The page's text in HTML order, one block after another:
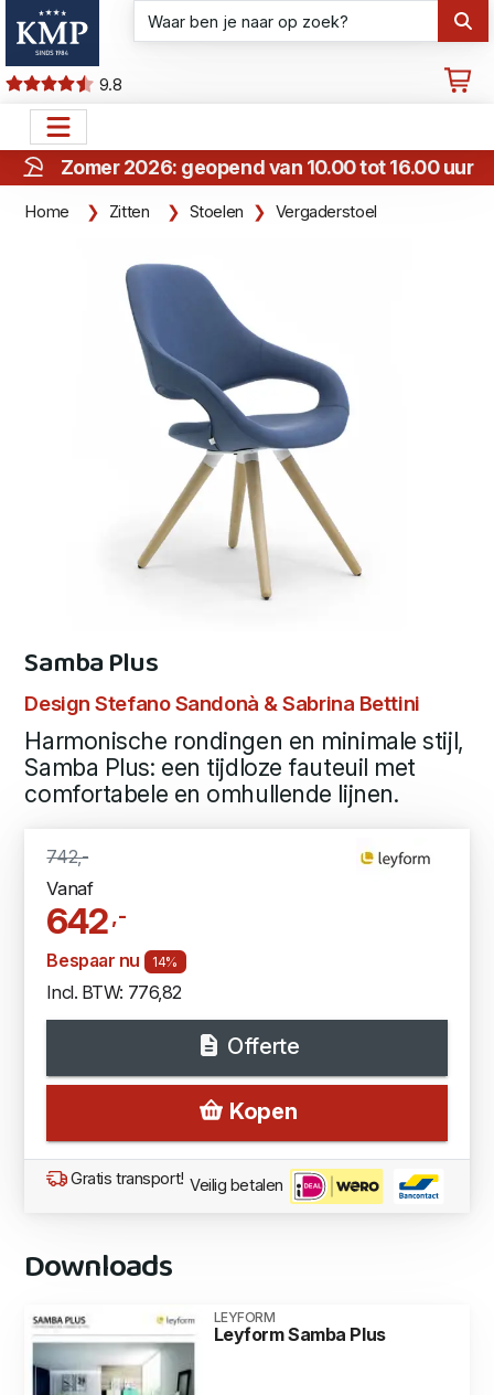
9.8
Zomer 2026: geopend van 10.00 tot 16.00 uur
Home Zitten Stoelen Vergaderstoel
Samba Plus
Design Stefano Sandonà & Sabrina Bettini
Harmonische rondingen en minimale stijl,
Samba Plus: een tijdloze fauteuil met
comfortabele en omhullende lijnen.
742,-
Vanaf
642 ,-
Bespaar nu 14%
Incl. BTW: 776,82
Offerte
Kopen
Gratis transport! Veilig betalen
Downloads
LEYFORM
Leyform Samba Plus